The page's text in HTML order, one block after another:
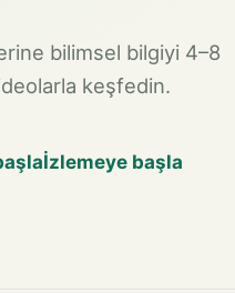
bilimsel bilgiyi 4–8
keşfedin.
İzlemeye başla